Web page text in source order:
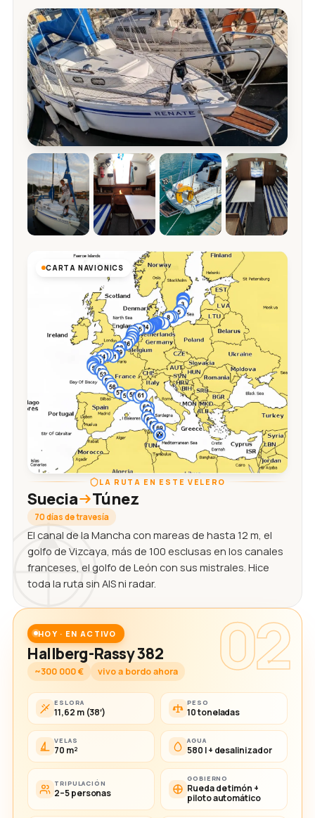
CARTA NAVIONICS
LA RUTA EN ESTE VELERO
Suecia Túnez
70 días de travesía
El canal de la Mancha con mareas de hasta 12 m, el
golfo de Vizcaya, más de 100 esclusas en los canales
franceses, el golfo de León con sus mistrales. Hice
toda la ruta sin AIS ni radar.
02
HOY · EN ACTIVO
Hallberg-Rassy 382
~300 000 € vivo a bordo ahora
ESLORA
11,62 m (38′)
PESO
10 toneladas
VELAS
70 m²
AGUA
580 l + desalinizador
TRIPULACIÓN
2–5 personas
GOBIERNO
Rueda de timón +
piloto automático